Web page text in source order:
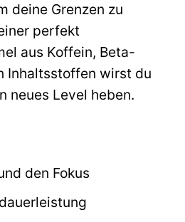
deine Grenzen zu
perfekt
aus Koffein, Beta-
Inhaltsstoffen wirst du
neues Level heben.
den Fokus